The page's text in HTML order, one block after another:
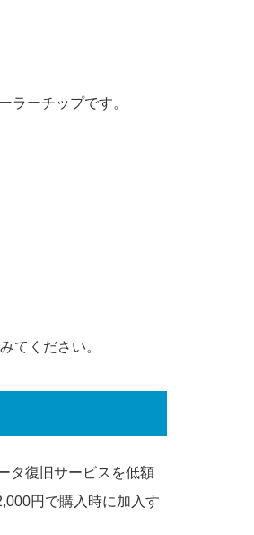
ラーチップです。
てください。
タ復旧サービスを低額
円で購入時に加入す